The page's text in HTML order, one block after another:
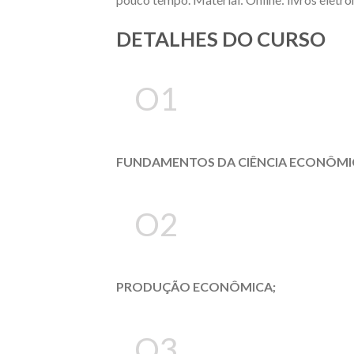
DETALHES DO CURSO
O1
FUNDAMENTOS DA CIÊNCIA
O2
PRODUÇÃO ECONÔMICA;